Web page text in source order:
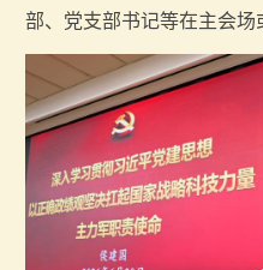
部、党支部书记等在主会场